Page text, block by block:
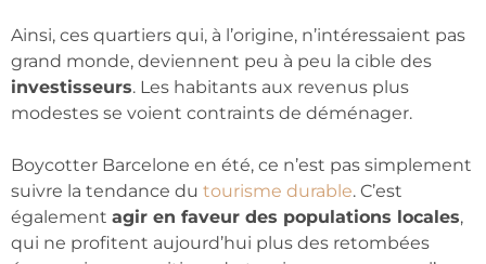
Ainsi, ces quartiers qui, à l’origine, n’intéressaient pas
grand monde, deviennent peu à peu la cible des
investisseurs. Les habitants aux revenus plus
modestes se voient contraints de déménager.
Boycotter Barcelone en été, ce n’est pas simplement
suivre la tendance du tourisme durable. C’est
également agir en faveur des populations locales,
qui ne profitent aujourd’hui plus des retombées